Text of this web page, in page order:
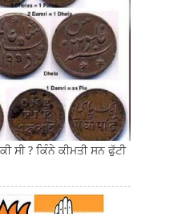
ਸੀ ? ਕਿੰਨੇ ਕੀਮਤੀ ਸਨ ਫੁੱਟੀ